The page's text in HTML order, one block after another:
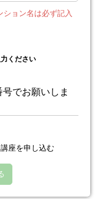
ョン名は必ず記入
ください
でお願いしま
座を申し込む